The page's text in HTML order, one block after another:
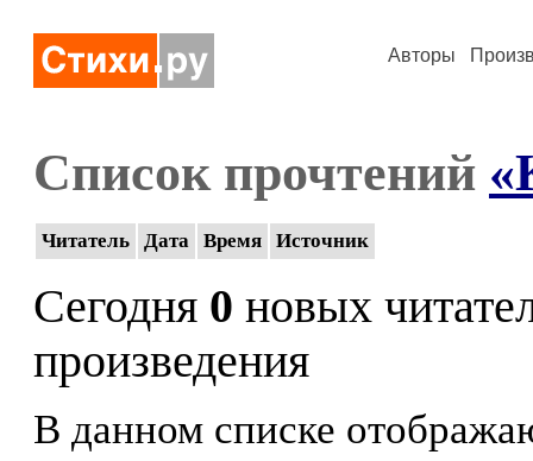
Авторы
Список прочтений
Читатель Дата Время Источник
Сегодня 0 новых
произведения
В данном списке